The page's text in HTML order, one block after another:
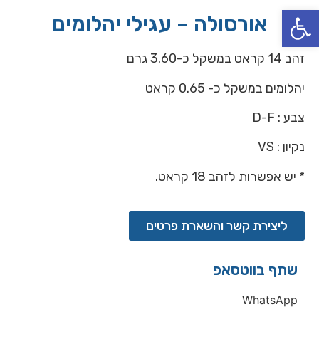
אורסולה – עגילי יהלומים
זהב 14 קראט במשקל כ-3.60 גרם
יהלומים במשקל כ- 0.65 קראט
צבע : D-F
נקיון : VS
* יש אפשרות לזהב 18 קראט.
ליצירת קשר והשארת פרטים
שתף בווטסאפ
WhatsApp
פתח סרגל נגישות